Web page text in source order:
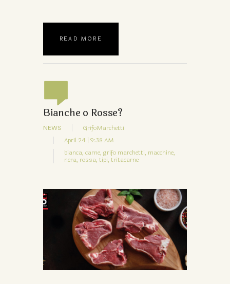
READ MORE
Bianche o Rosse?
NEWS
GrifoMarchetti
April 24 | 9:38 AM
bianca, carne, grifo marchetti, macchine,
nera, rossa, tipi, tritacarne